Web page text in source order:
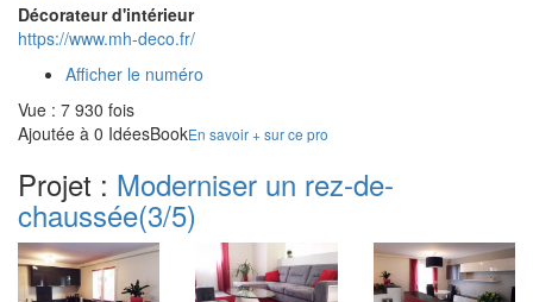
Décorateur d'intérieur
https://www.mh-deco.fr/
Afficher le numéro
Vue : 7 930 fois
Ajoutée à 0 IdéesBookEn savoir + sur ce pro
Projet : Moderniser un rez-de-
chaussée(3/5)